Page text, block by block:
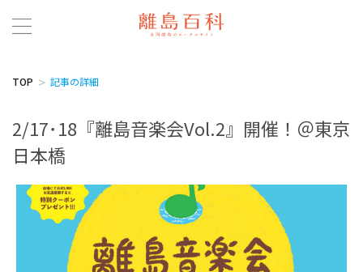
TOP 記事の詳細
2/17･18『離島音楽会Vol.2』開催！＠東京
日本橋